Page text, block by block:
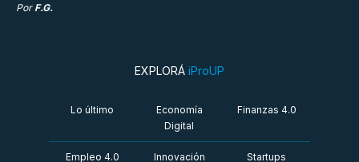
Por F.G.
EXPLORÁ iProUP
Lo último
Economía
Digital
Finanzas 4.0
Empleo 4.0 Innovación Startups